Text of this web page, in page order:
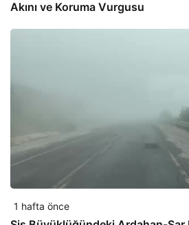
Akını ve Koruma Vurgusu
1 hafta önce